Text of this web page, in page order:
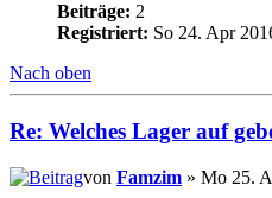
Beiträge: 2
Registriert: So 24. Apr
Nach oben
Re: Welches Lager auf
von Famzim » Mo 25.